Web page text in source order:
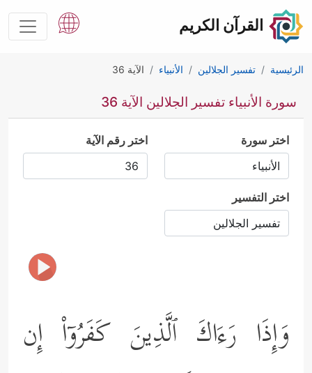
القرآن الكريم
الرئيسية تفسير الجلالين الأنبياء الآية 36
سورة الأنبياء تفسير الجلالين الآية 36
اختر سورة اختر رقم الآية
اختر التفسير
وَإِذَا رَءَاكَ ٱلَّذِینَ كَفَرُوۤاْ إِن